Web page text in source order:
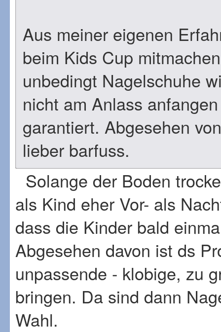
Aus meiner eigenen
beim Kids Cup
unbedingt Nagelschuhe
nicht am Anlass
garantiert. Abgesehen
lieber barfuss.
Solange der Boden
als Kind eher Vor- als
dass die Kinder bald
Abgesehen davon ist ds
unpassende - klobige, zu
bringen. Da sind dann
Wahl.